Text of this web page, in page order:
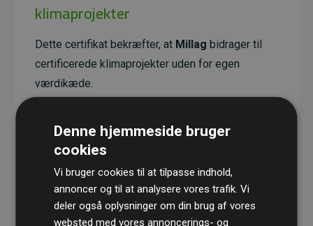
klimaprojekter
Dette certifikat bekræfter, at Millag bidrager til
certificerede klimaprojekter uden for egen
værdikæde.
reducerende effekt, som i gennemsnit svarer til
dobbelt så meget CO₂ som den estimerede
Alle projekter er verificeret gennem Gold
Standard– en international ordning, der sikrer høj
Denne hjemmeside bruger
cookies
Vi bruger cookies til at tilpasse indhold,
annoncer og til at analysere vores trafik. Vi
deler også oplysninger om din brug af vores
websted med vores annoncerings- og